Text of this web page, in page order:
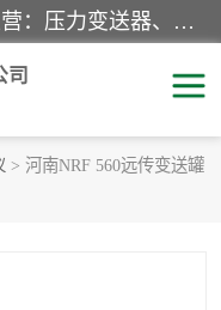
河南新瑞普测控技术有限公司主营：压力变送器、液位变送器、差压变送器、雷达料位计、电容物位计、温度显示控制仪表、电量变送器、流量计、工业自动化系统成套设备。
司
> 河南NRF 560远传变送罐